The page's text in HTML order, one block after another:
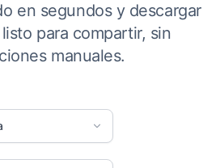
en segundos y descargar
para compartir, sin
manuales.